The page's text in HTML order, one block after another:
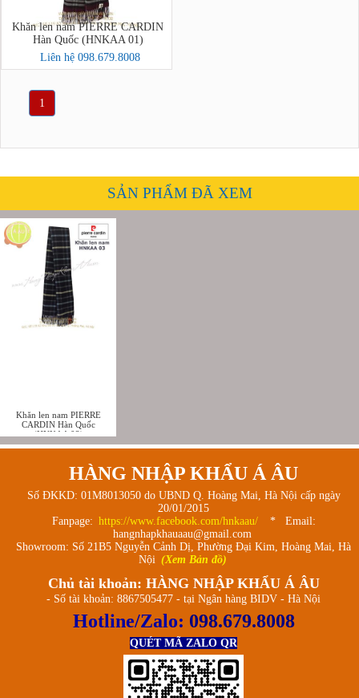
Khăn len nam PIERRE CARDIN
Hàn Quốc (HNKAA 01)
Liên hệ 098.679.8008
1
SẢN PHẨM ĐÃ XEM
Khăn len nam PIERRE
CARDIN Hàn Quốc
(HNKAA 03)
HÀNG NHẬP KHẨU Á ÂU
Số ĐKKD: 01M8013050 do UBND Q. Hoàng Mai, Hà Nội cấp ngày
20/01/2015
Fanpage: https://www.facebook.com/hnkaau/
* Email:
hangnhapkhauaau@gmail.com
Showroom: Số 21B5 Nguyễn Cảnh Dị, Phường Đại Kim, Hoàng Mai, Hà
Nội (Xem Bản đồ)
Chủ tài khoản: HÀNG NHẬP KHẨU Á ÂU
- Số tài khoản: 8867505477 - tại Ngân hàng BIDV - Hà Nội
Hotline/Zalo: 098.679.8008
QUÉT MÃ ZALO QR